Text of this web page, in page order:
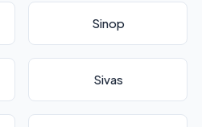
Sinop
Sivas